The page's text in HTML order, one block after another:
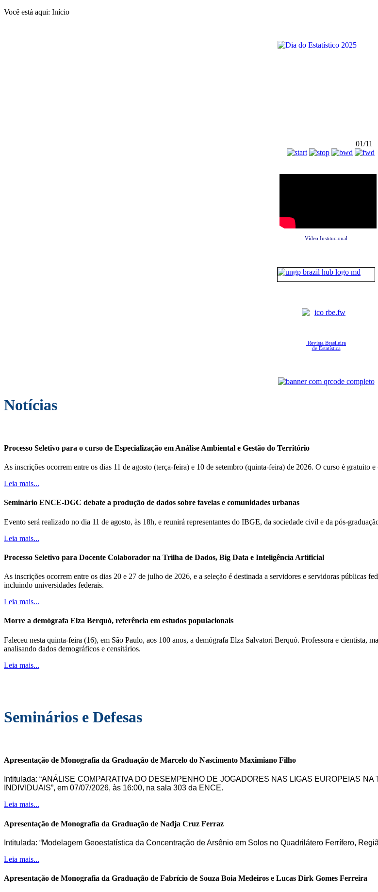
Você está aqui: Início
01/11
Vídeo Institucional
Revista Brasileira
de Estatística
Notícias
Processo Seletivo para o curso de Especialização em Análise Ambiental e Gestão do Território
As inscrições ocorrem entre os dias 11 de agosto (terça-feira) e 10 de setembro (quinta-feira) de 2026. O curso é gratuito
Leia mais...
Seminário ENCE-DGC debate a produção de dados sobre favelas e comunidades urbanas
Evento será realizado no dia 11 de agosto, às 18h, e reunirá representantes do IBGE, da sociedade civil e da pós-
Leia mais...
Processo Seletivo para Docente Colaborador na Trilha de Dados, Big Data e Inteligência Artificial
As inscrições ocorrem entre os dias 20 e 27 de julho de 2026, e a seleção é destinada a servidores e servidoras públicas
incluindo universidades federais.
Leia mais...
Morre a demógrafa Elza Berquó, referência em estudos populacionais
Faleceu nesta quinta-feira (16), em São Paulo, aos 100 anos, a demógrafa Elza Salvatori Berquó. Professora e cientista,
analisando dados demográficos e censitários.
Leia mais...
Seminários e Defesas
Apresentação de Monografia da Graduação de Marcelo do Nascimento Maximiano Filho
Intitulada: “ANÁLISE COMPARATIVA DO DESEMPENHO DE JOGADORES NAS LIGAS EUROPEIAS
INDIVIDUAIS”, em 07/07/2026, às 16:00, na sala 303 da ENCE.
Leia mais...
Apresentação de Monografia da Graduação de Nadja Cruz Ferraz
Intitulada: “Modelagem Geoestatística da Concentração de Arsênio em Solos no Quadrilátero Ferrífero,
Leia mais...
Apresentação de Monografia da Graduação de Fabrício de Souza Boia Medeiros e Lucas Dirk Gomes Ferreira